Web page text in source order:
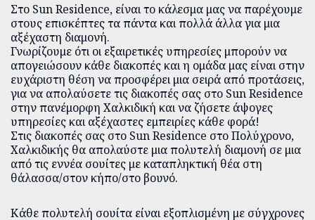
Στο Sun Residence, είναι το κάλεσμα μας να παρέχουμε
στους επισκέπτες τα πάντα και πολλά άλλα για μια
αξέχαστη διαμονή.
Γνωρίζουμε ότι οι εξαιρετικές υπηρεσίες μπορούν να
απογειώσουν κάθε διακοπές και η ομάδα μας είναι στην
ευχάριστη θέση να προσφέρει μια σειρά από προτάσεις,
για να απολαύσετε τις διακοπές σας στο Sun Residence
στην πανέμορφη Χαλκιδική και να ζήσετε άψογες
υπηρεσίες και αξέχαστες εμπειρίες κάθε φορά!
Στις διακοπές σας στο Sun Residence στο Πολύχρονο,
Χαλκιδικής θα απολαύστε μια πολυτελή διαμονή σε μια
από τις εννέα σουίτες με καταπληκτική θέα στη
θάλασσα/στον κήπο/στο βουνό.
Κάθε πολυτελή σουίτα είναι εξοπλισμένη με σύγχρονες